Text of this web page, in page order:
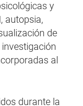
y
autopsia,
de
al
durante la